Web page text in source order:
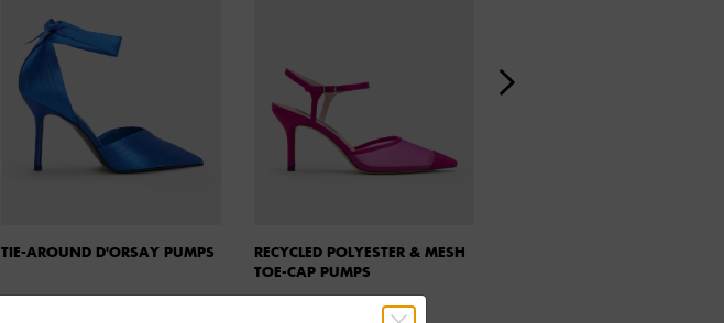
TIE-AROUND D'ORSAY PUMPS
RECYCLED POLYESTER & MESH
TOE-CAP PUMPS